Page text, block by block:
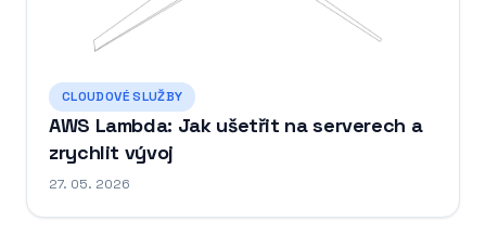
CLOUDOVÉ SLUŽBY
AWS Lambda: Jak ušetřit na serverech a
zrychlit vývoj
27. 05. 2026